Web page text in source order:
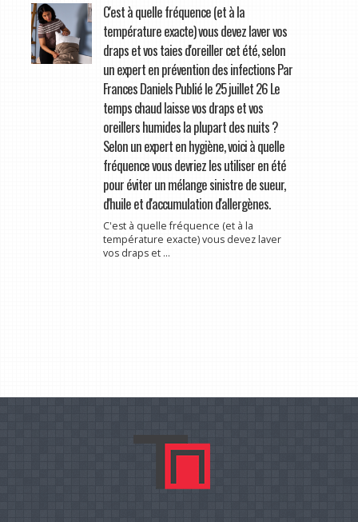
C'est à quelle fréquence (et à la
température exacte) vous devez laver vos
draps et vos taies d'oreiller cet été, selon
un expert en prévention des infections Par
Frances Daniels Publié le 25 juillet 26 Le
temps chaud laisse vos draps et vos
oreillers humides la plupart des nuits ?
Selon un expert en hygiène, voici à quelle
fréquence vous devriez les utiliser en été
pour éviter un mélange sinistre de sueur,
d'huile et d'accumulation d'allergènes.
C'est à quelle fréquence (et à la
température exacte) vous devez laver
vos draps et ...